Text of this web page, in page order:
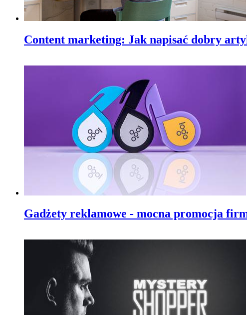
Content marketing: Jak napisać dobry
Gadżety reklamowe - mocna promocja